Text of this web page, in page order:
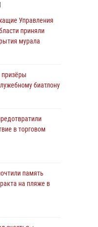
поколение с
работу
лагерях
Росгвардии в
сбыта крупной
85 владельцев
Управления
приняли
мурала
призёры
биатлону
в торговом
память
на пляже в